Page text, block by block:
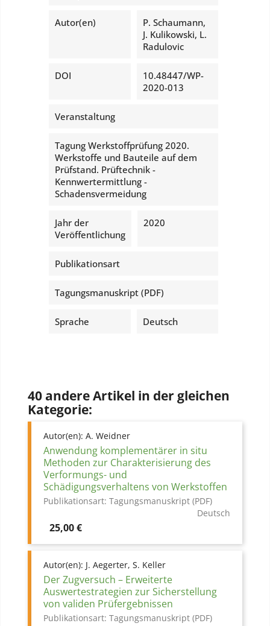
Autor(en)
P. Schaumann,
J. Kulikowski, L.
Radulovic
DOI
10.48447/WP-
2020-013
Veranstaltung
Tagung Werkstoffprüfung 2020.
Werkstoffe und Bauteile auf dem
Prüfstand. Prüftechnik -
Kennwertermittlung -
Schadensvermeidung
Jahr der
Veröffentlichung
2020
Publikationsart
Tagungsmanuskript (PDF)
Sprache Deutsch
40 andere Artikel in der gleichen
Kategorie:
Autor(en): A. Weidner
Anwendung komplementärer in situ
Methoden zur Charakterisierung des
Verformungs- und
Schädigungsverhaltens von Werkstoffen
Publikationsart: Tagungsmanuskript (PDF)
Deutsch
Preis
25,00 €
Autor(en): J. Aegerter, S. Keller
Der Zugversuch – Erweiterte
Auswertestrategien zur Sicherstellung
von validen Prüfergebnissen
Publikationsart: Tagungsmanuskript (PDF)